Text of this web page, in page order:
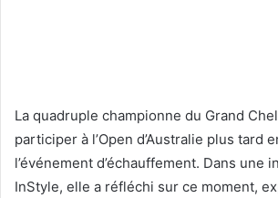
La quadruple championne du Grand
participer à l’Open d’Australie plus tard
l’événement d’échauffement. Dans une
InStyle, elle a réfléchi sur ce moment,